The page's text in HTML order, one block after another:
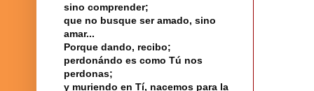
sino comprender;
que no busque ser amado, sino
amar...
Porque dando, recibo;
perdonándo es como Tú nos
perdonas;
y muriendo en Tí, nacemos para la